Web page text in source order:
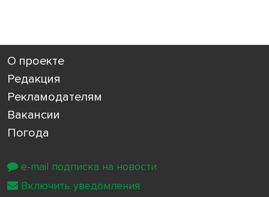
О проекте
Редакция
Рекламодателям
Вакансии
Погода
e-mail подписка на новости
Включить уведомления